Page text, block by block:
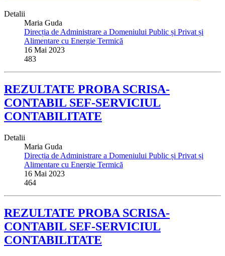
Detalii
Maria Guda
Direcția de Administrare a Domeniului Public și Privat și
Alimentare cu Energie Termică
16 Mai 2023
483
REZULTATE PROBA SCRISA-
CONTABIL SEF-SERVICIUL
CONTABILITATE
Detalii
Maria Guda
Direcția de Administrare a Domeniului Public și Privat și
Alimentare cu Energie Termică
16 Mai 2023
464
REZULTATE PROBA SCRISA-
CONTABIL SEF-SERVICIUL
CONTABILITATE